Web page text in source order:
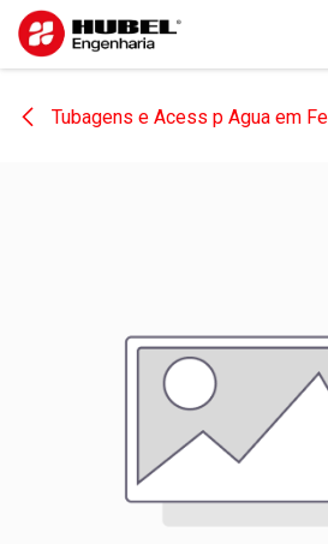
Pular para o conteúdo
Tubagens e Acess p Agua em